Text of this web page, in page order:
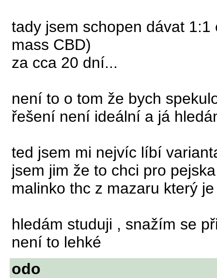
tady jsem schopen dávat
mass CBD)
za cca 20 dní...
není to o tom že bych
řešení není ideální a já
ted jsem mi nejvíc líbí
jsem jim že to chci pro
malinko thc z mazaru který
hledám studuji , snažím se
není to lehké
odo